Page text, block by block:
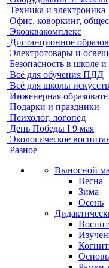
Техника и электроника
Офис, коворкинг,
Экоаквакомплекс
Дистанционное
Электротовары и
Безопасность в школе
Всё для обучения ПДД
Всё для школы искусств
Инженерная
Подарки и праздники
Психолог, логопед
День Победы I 9 мая
Экологическое
Разное
Выносной
Весна
Зима
Осень